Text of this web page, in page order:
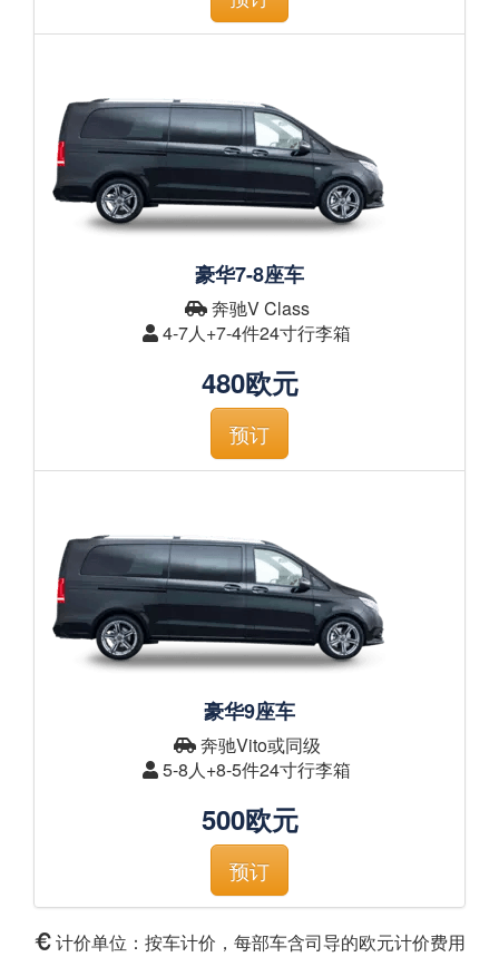
豪华7-8座车
奔驰V Class
4-7人+7-4件24寸行李箱
480欧元
预订
豪华9座车
奔驰Vito或同级
5-8人+8-5件24寸行李箱
500欧元
预订
计价单位：按车计价，每部车含司导的欧元计价费用